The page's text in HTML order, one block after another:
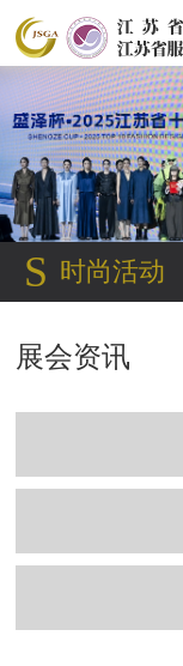
S 时尚活动
展会资讯